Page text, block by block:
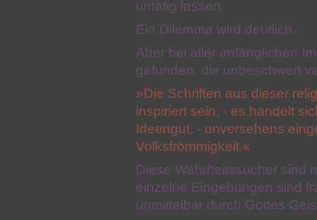
untätig lassen.
Ein Dilemma wird deutlich.
Aber bei aller anfänglichen
gefunden, die unbeschwert
»Die Schriften aus dieser
inspiriert sein, - es handelt
Ideengut, - unversehens
Volksfrömmigkeit.«
Diese Wahrheitssucher sind
einzelne Eingebungen sind
unmittelbar durch Gottes